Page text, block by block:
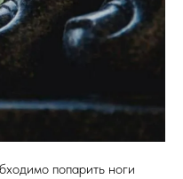
попарить ноги